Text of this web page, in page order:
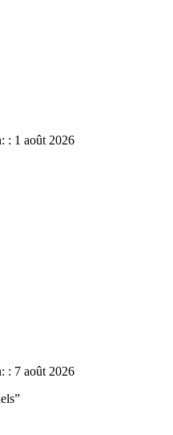
: 1 août 2026
: 7 août 2026
”